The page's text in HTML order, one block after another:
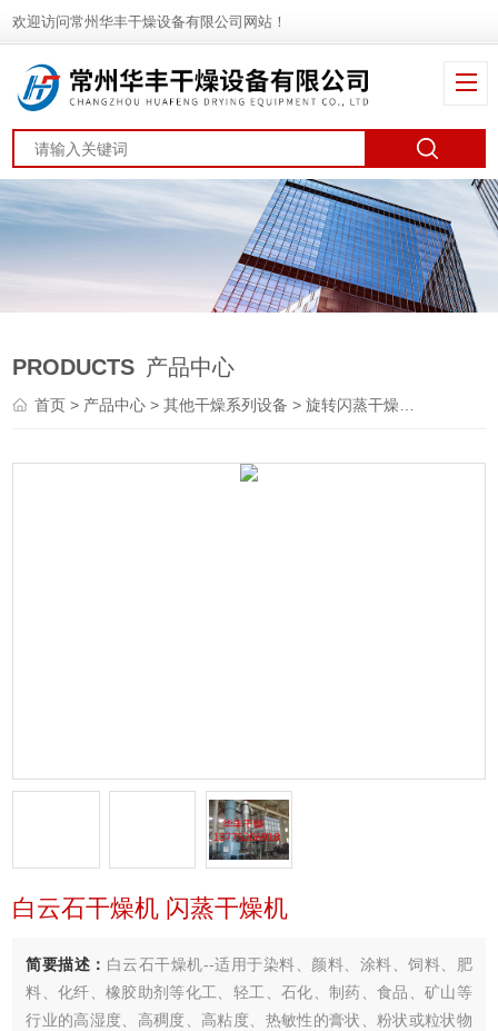
欢迎访问常州华丰干燥设备有限公司网站！
PRODUCTS 产品中心
首页> 产品中心 >其他干燥系列设备 >旋转闪蒸干燥机
白云石干燥机 闪蒸干燥机
简要描述： 白云石干燥机--适用于染料、颜料、涂料、饲料、肥
料、化纤、橡胶助剂等化工、轻工、石化、制药、食品、矿山等
行业的高湿度、高稠度、高粘度、热敏性的膏状、粉状或粒状物